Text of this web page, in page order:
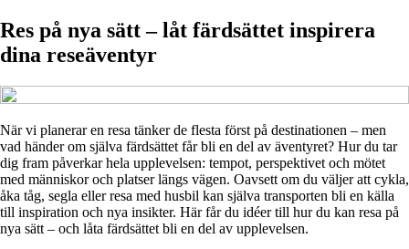
Res på nya sätt – låt färdsättet inspirera
dina reseäventyr
När vi planerar en resa tänker de flesta först på destinationen – men
vad händer om själva färdsättet får bli en del av äventyret? Hur du tar
dig fram påverkar hela upplevelsen: tempot, perspektivet och mötet
med människor och platser längs vägen. Oavsett om du väljer att cykla,
åka tåg, segla eller resa med husbil kan själva transporten bli en källa
till inspiration och nya insikter. Här får du idéer till hur du kan resa på
nya sätt – och låta färdsättet bli en del av upplevelsen.